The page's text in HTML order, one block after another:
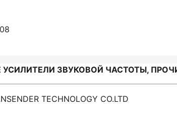
ЗВУКОВОЙ ЧАСТОТЫ, ПРОЧИЕ /
TECHNOLOGY CO.LTD